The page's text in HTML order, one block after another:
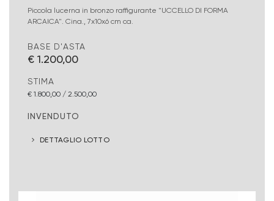
Piccola lucerna in bronzo raffigurante "UCCELLO DI FORMA
ARCAICA". Cina., 7x10x6 cm ca.
BASE D'ASTA
€ 1.200,00
STIMA
€ 1.800,00 / 2.500,00
INVENDUTO
DETTAGLIO LOTTO